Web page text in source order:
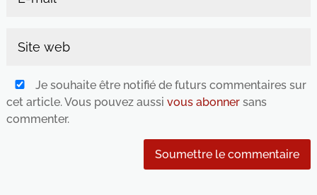
Je souhaite être notifié de futurs commentaires sur
cet article. Vous pouvez aussi vous abonnersans
commenter.
Soumettre le commentaire